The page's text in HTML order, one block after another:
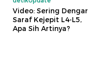
Video: Sering Dengar
Saraf Kejepit L4-L5,
Apa Sih Artinya?